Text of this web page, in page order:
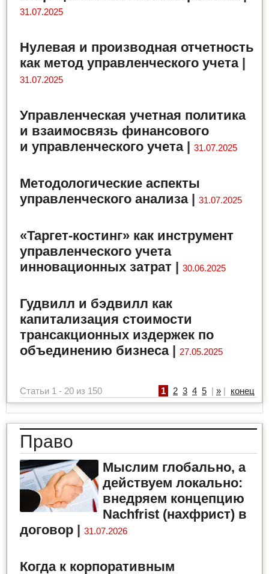
31.07.2025
Нулевая и производная отчетность
как метод управленческого учета|
31.07.2025
Управленческая учетная политика
и взаимосвязь финансового
и управленческого учета|31.07.2025
Методологические аспекты
управленческого анализа|31.07.2025
«Таргет-костинг» как инструмент
управленческого учета
инновационных затрат |30.06.2025
Гудвилл и бэдвилл как
капитализация стоимости
трансакционных издержек по
объединению бизнеса|27.05.2025
Статьи 1 - 20 из 150 1 2 3 4 5 | » | конец
Право
Мыслим глобально, а
действуем локально:
внедряем концепцию
Nachfrist (нахфрист) в
договор |31.07.2026
Когда к корпоративным